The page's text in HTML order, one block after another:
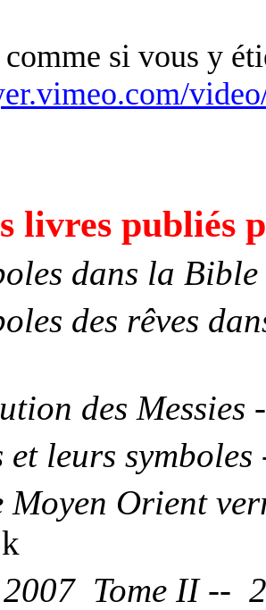
comme si vous y
livres publiés
dans la Bible
des rêves
des Messies
et leurs symboles
Moyen Orient
Tome II --